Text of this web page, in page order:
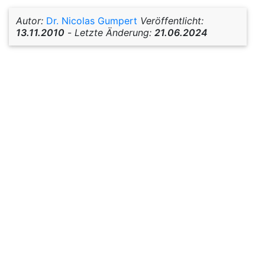
Autor: Dr. Nicolas Gumpert Veröffentlicht:
13.11.2010 - Letzte Änderung: 21.06.2024